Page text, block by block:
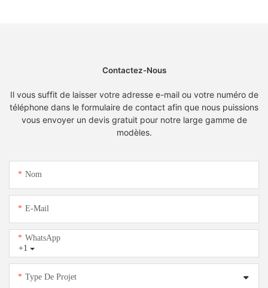
Contactez-Nous
Il vous suffit de laisser votre adresse e-mail ou votre numéro de
téléphone dans le formulaire de contact afin que nous puissions
vous envoyer un devis gratuit pour notre large gamme de
modèles.
Nom
E-Mail
+1
WhatsApp
Type De Projet